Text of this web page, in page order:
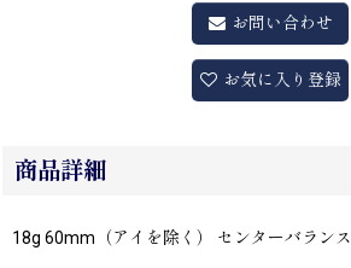
お問い合わせ
お気に入り登録
商品詳細
18g 60mm（アイを除く） センターバランス